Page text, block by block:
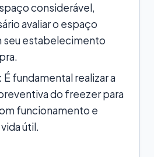
considerável,
avaliar o espaço
seu estabelecimento
É fundamental realizar a
do freezer para
funcionamento e
útil.